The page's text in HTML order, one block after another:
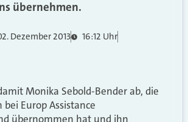
übernehmen.
Dezember 2013
16:12 Uhr
Monika Sebold-Bender ab, die
bei Europ Assistance
übernommen hat und ihn